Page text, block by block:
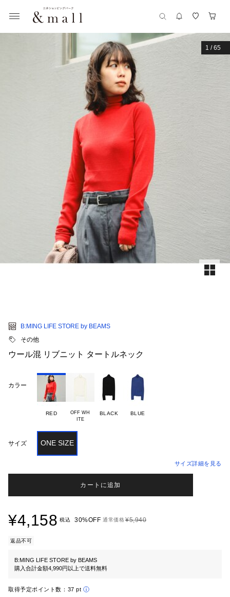
1 /65
B:MING LIFE STORE by BEAMS
その他
ウール混 リブニット タートルネック
カラー
RED
OFF WH
ITE
BLACK BLUE
サイズ ONE SIZE
サイズ詳細を見る
カートに追加
¥4,158 税込 30%OFF 通常価格¥5,940
返品不可
B:MING LIFE STORE by BEAMS
購入合計金額4,990円以上で送料無料
取得予定ポイント数： 37 pt